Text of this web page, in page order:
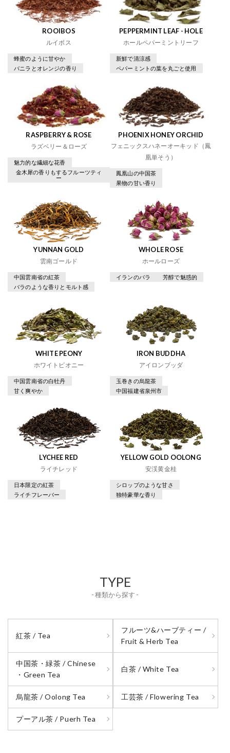
ROOIBOS
ルイボス
蜂蜜のように甘やか
バニラとオレンジの香り
PEPPERMINT LEAF - HOLE
ホールペパーミントリーフ
新鮮で清涼感
ペパーミントの葉を丸ごと使用
RASPBERRY & ROSE
ラズベリー＆ローズ
魅力的な繊細な花香
金木犀の香りもするフルーツティ
ー
PHOENIX HONEY ORCHID
フェニックスハネーオーキッド（鳳
凰単そう）
鳳凰山の中国茶
果物の甘い香り
YUNNAN GOLD
雲南ゴールド
中国雲南省の紅茶
バラのような香りとモルト感
WHOLE ROSE
ホールローズ
イランのバラ 芳醇で魅惑的
WHITE PEONY
ホワイトピオニー
中国雲南省の白牡丹
甘く爽やか
IRON BUDDHA
アイロンブッダ
玉巻きの烏龍茶
中国福建省泉州市
LYCHEE RED
ライチレッド
日本限定の紅茶
ライチフレーバー
YELLOW GOLD OOLONG
安渓黄金桂
シロップのような甘さ
独特豪華な香り
TYPE
- 種類から探す -
紅茶 / Tea
フルーツ&ハーブティー /
Fruit & Herb Tea
中国茶・緑茶 / Chinese
・Green Tea
白茶 / White Tea
烏龍茶 / Oolong Tea 工芸茶 / Flowering Tea
プーアル茶 / Puerh Tea